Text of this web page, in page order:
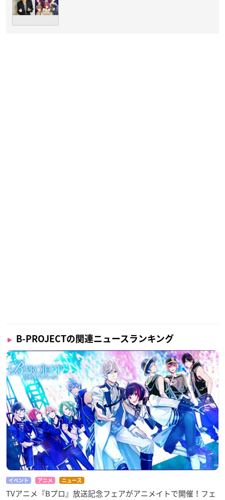
B-PROJECTの関連ニュースランキング
イベント アニメ ニュース
TVアニメ『Bプロ』放送記念フェアがアニメイトで開催！フェ